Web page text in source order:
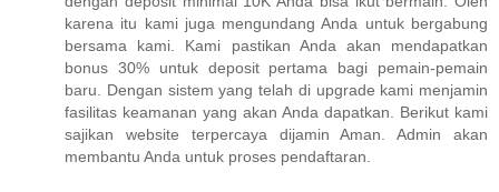
karena itu kami juga mengundang Anda untuk bergabung
bersama kami. Kami pastikan Anda akan mendapatkan
bonus 30% untuk deposit pertama bagi pemain-pemain
baru. Dengan sistem yang telah di upgrade kami menjamin
fasilitas keamanan yang akan Anda dapatkan. Berikut kami
sajikan website terpercaya dijamin Aman. Admin akan
membantu Anda untuk proses pendaftaran.